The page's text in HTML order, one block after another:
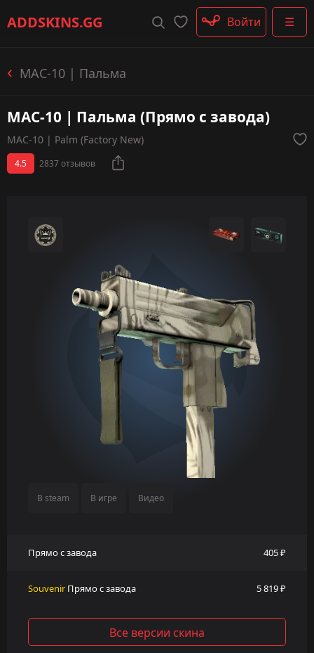
ADDSKINS.GG ☰
Пистолеты-пулемёты
Перчатки
Войти
MAC-10 | Пальма
MAC-10 | Пальма (Прямо с завода)
MAC-10 | Palm (Factory New)
4.5 2837 отзывов
В steam В игре Видео
Прямо с завода 405 ₽
Souvenir Прямо с завода 5 819 ₽
Все версии скина